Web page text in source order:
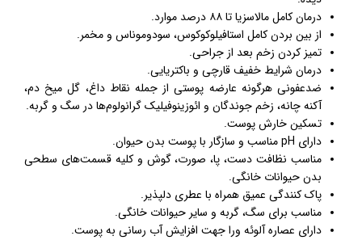
درمان کامل مالاسزیا تا ۸۸ درصد موارد.
از بین بردن کامل استافيلوكوكوس، سودوموناس و مخمر.
تمیز کردن زخم بعد از جراحی.
درمان شرایط خفیف قارچی و باکتریایی.
ضدعفونی هرگونه عارضه پوستی از جمله نقاط داغ، گل میخ دم،
آکنه چانه، زخم جوندگان و ائوزینوفیلیک گرانولوم‌ها در سگ و گربه.
تسکین خارش پوست.
دارای pH مناسب و سازگار با پوست بدن حیوان.
مناسب نظافت دست، پا، صورت، گوش و کلیه قسمت‌های سطحی
بدن حیوانات خانگی.
پاک کنندگی عمیق همراه با عطری دلپذیر.
مناسب برای سگ، گربه و سایر حیوانات خانگی.
دارای عصاره آلوئه ورا جهت افزایش آب رسانی به پوست.